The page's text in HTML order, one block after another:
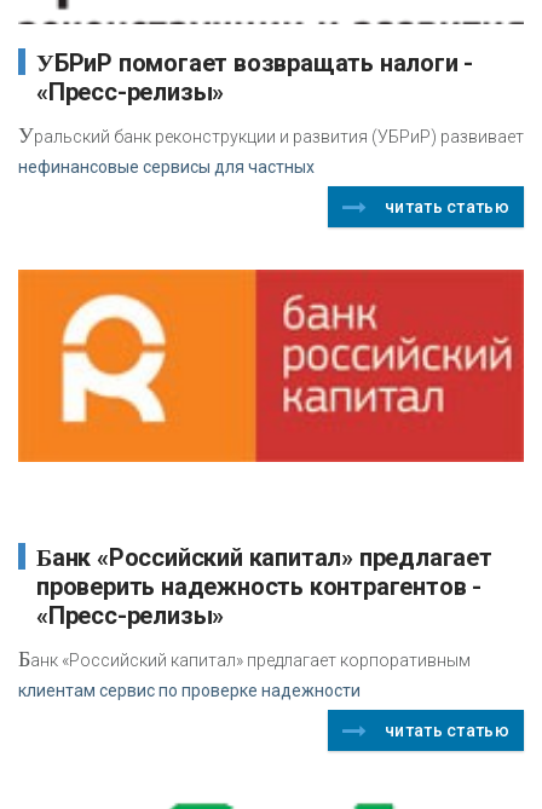
УБРиР помогает возвращать налоги -
«Пресс-релизы»
Уральский банк реконструкции и развития (УБРиР) развивает
нефинансовые сервисы для частных
читать статью
Банк «Российский капитал» предлагает
проверить надежность контрагентов -
«Пресс-релизы»
Банк «Российский капитал» предлагает корпоративным
клиентам сервис по проверке надежности
читать статью